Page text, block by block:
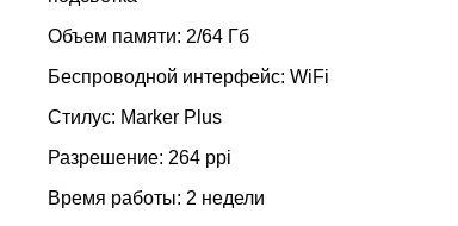
Объем памяти: 2/64 Гб
Беспроводной интерфейс: WiFi
Стилус: Marker Plus
Разрешение: 264 ppi
Время работы: 2 недели